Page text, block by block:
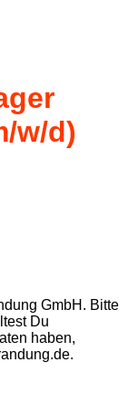
w/d)
GmbH. Bitte
Du
haben,